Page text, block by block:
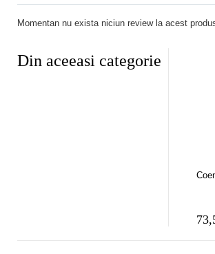
Momentan nu exista niciun review la acest
Din aceeasi categorie